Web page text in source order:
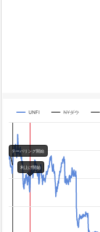
Chart
Line chart with 3 lines.
The chart has 1 X axis
The chart has 4 Y axes
Chart annotations summary
テーパリング開始
利上げ開始
テーパリング開始
利上げ開始
UNFI NYダウ